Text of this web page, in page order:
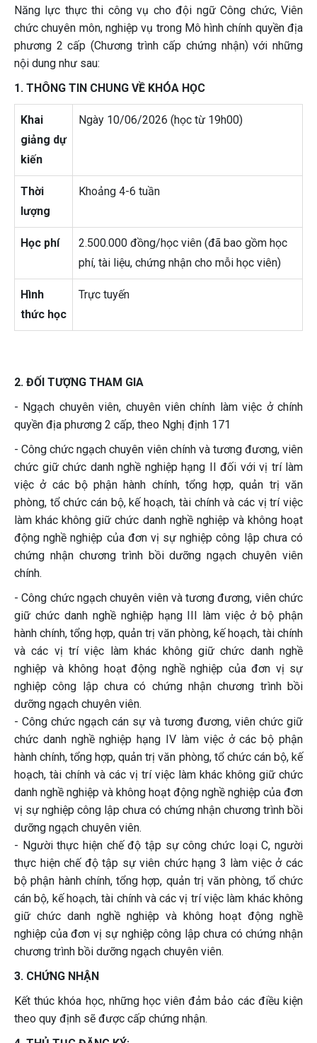
Năng lực thực thi công vụ cho đội ngữ Công chức, Viên
chức chuyên môn, nghiệp vụ trong Mô hình chính quyền địa
phương 2 cấp (Chương trình cấp chứng nhận) với những
nội dung như sau:
1. THÔNG TIN CHUNG VỀ KHÓA HỌC
Khai
giảng dự
kiến
Ngày 10/06/2026 (học từ 19h00)
Thời
lượng
Khoảng 4-6 tuần
Học phí
2.500.000 đồng/học viên (đã bao gồm học
phí, tài liệu, chứng nhận cho mỗi học viên)
Hình
thức học
Trực tuyến
2. ĐỐI TƯỢNG THAM GIA
- Ngạch chuyên viên, chuyên viên chính làm việc ở chính
quyền địa phương 2 cấp, theo Nghị định 171
- Công chức ngạch chuyên viên chính và tương đương, viên
chức giữ chức danh nghề nghiệp hạng II đối với vị trí làm
việc ở các bộ phận hành chính, tổng hợp, quản trị văn
phòng, tổ chức cán bộ, kế hoạch, tài chính và các vị trí việc
làm khác không giữ chức danh nghề nghiệp và không hoạt
động nghề nghiệp của đơn vị sự nghiệp công lập chưa có
chứng nhận chương trình bồi dưỡng ngạch chuyên viên
chính.
- Công chức ngạch chuyên viên và tương đương, viên chức
giữ chức danh nghề nghiệp hạng III làm việc ở bộ phận
hành chính, tổng hợp, quản trị văn phòng, kế hoạch, tài chính
và các vị trí việc làm khác không giữ chức danh nghề
nghiệp và không hoạt động nghề nghiệp của đơn vị sự
nghiệp công lập chưa có chứng nhận chương trình bồi
dưỡng ngạch chuyên viên.
- Công chức ngạch cán sự và tương đương, viên chức giữ
chức danh nghề nghiệp hạng IV làm việc ở các bộ phận
hành chính, tổng hợp, quản trị văn phòng, tổ chức cán bộ, kế
hoạch, tài chính và các vị trí việc làm khác không giữ chức
danh nghề nghiệp và không hoạt động nghề nghiệp của đơn
vị sự nghiệp công lập chưa có chứng nhận chương trình bồi
dưỡng ngạch chuyên viên.
- Người thực hiện chế độ tập sự công chức loại C, người
thực hiện chế độ tập sự viên chức hạng 3 làm việc ở các
bộ phận hành chính, tổng hợp, quản trị văn phòng, tổ chức
cán bộ, kế hoạch, tài chính và các vị trí việc làm khác không
giữ chức danh nghề nghiệp và không hoạt động nghề
nghiệp của đơn vị sự nghiệp công lập chưa có chứng nhận
chương trình bồi dưỡng ngạch chuyên viên.
3. CHỨNG NHẬN
Kết thúc khóa học, những học viên đảm bảo các điều kiện
theo quy định sẽ được cấp chứng nhận.